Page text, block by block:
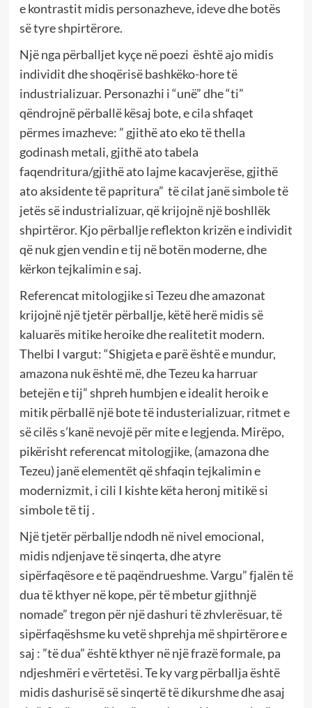
e kontrastit midis personazheve, ideve dhe botës
së tyre shpirtërore.
Një nga përballjet kyçe në poezi është ajo midis
individit dhe shoqërisë bashkëko-hore të
industrializuar. Personazhi i “unë” dhe “ti”
qëndrojnë përballë kësaj bote, e cila shfaqet
përmes imazheve: ” gjithë ato eko të thella
godinash metali, gjithë ato tabela
faqendritura/gjithë ato lajme kacavjerëse, gjithë
ato aksidente të papritura” të cilat janë simbole të
jetës së industrializuar, që krijojnë një boshllëk
shpirtëror. Kjo përballje reflekton krizën e individit
që nuk gjen vendin e tij në botën moderne, dhe
kërkon tejkalimin e saj.
Referencat mitologjike si Tezeu dhe amazonat
krijojnë një tjetër përballje, këtë herë midis së
kaluarës mitike heroike dhe realitetit modern.
Thelbi I vargut: “Shigjeta e parë është e mundur,
amazona nuk është më, dhe Tezeu ka harruar
betejën e tij” shpreh humbjen e idealit heroik e
mitik përballë një bote të industerializuar, ritmet e
së cilës s’kanë nevojë për mite e legjenda. Mirëpo,
pikërisht referencat mitologjike, (amazona dhe
Tezeu) janë elementët që shfaqin tejkalimin e
modernizmit, i cili I kishte këta heronj mitikë si
simbole të tij .
Një tjetër përballje ndodh në nivel emocional,
midis ndjenjave të sinqerta, dhe atyre
sipërfaqësore e të paqëndrueshme. Vargu” fjalën të
dua të kthyer në kope, për të mbetur gjithnjë
nomade” tregon për një dashuri të zhvlerësuar, të
sipërfaqëshsme ku vetë shprehja më shpirtërore e
saj : ”të dua” është kthyer në një frazë formale, pa
ndjeshmëri e vërtetësi. Te ky varg përballja është
midis dashurisë së sinqertë të dikurshme dhe asaj